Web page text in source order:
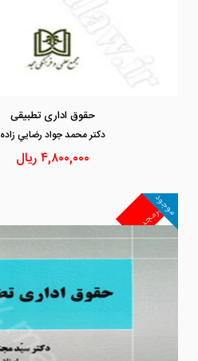
حقوق اداری تطبیقی
دكتر محمد جواد رضايي زاده
۴,۸۰۰,۰۰۰ریال
غیرمجد
موجود